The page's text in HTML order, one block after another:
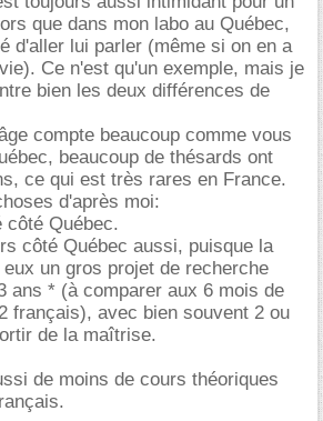
que dans mon labo au Québec,
d'aller lui parler (même si on en a
Ce n'est qu'un exemple, mais je
bien les deux différences de
compte beaucoup comme vous
beaucoup de thésards ont
ce qui est très rares en France.
d'après moi:
côté Québec.
côté Québec aussi, puisque la
un gros projet de recherche
ans * (à comparer aux 6 mois de
français), avec bien souvent 2 ou
de la maîtrise.
de moins de cours théoriques